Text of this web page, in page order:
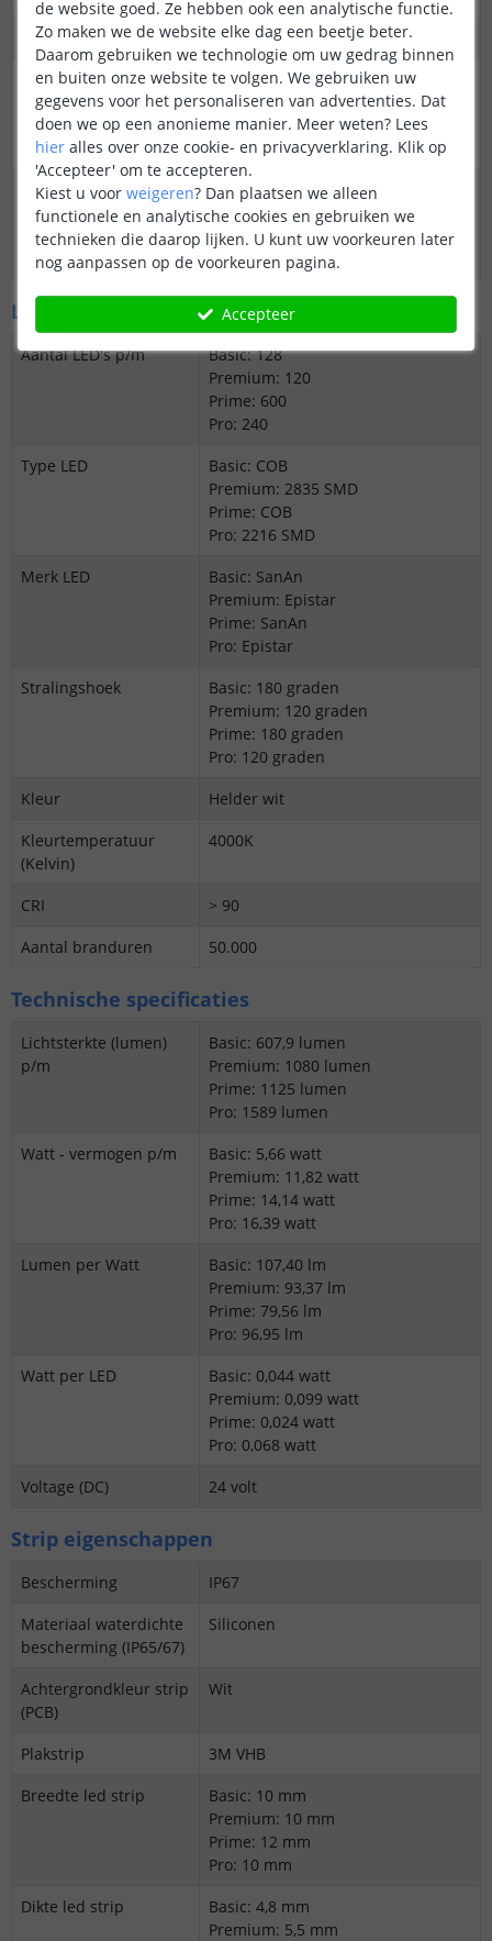
Garantie
5 jaar
Op maat te knippen
Basic: 6,2 cm
Premium: 5 cm
Prime: Overal knipbaar
Pro: 2,5 cm
Datasheet
Download Basic
Download Premium
Download Prime
Download Pro
LED's en licht
Aantal LED's p/m
Basic: 128
Premium: 120
Prime: 600
Pro: 240
Type LED
Basic: COB
Premium: 2835 SMD
Prime: COB
Pro: 2216 SMD
Merk LED
Basic: SanAn
Premium: Epistar
Prime: SanAn
Pro: Epistar
Stralingshoek
Basic: 180 graden
Premium: 120 graden
Prime: 180 graden
Pro: 120 graden
Kleur
Helder wit
Kleurtemperatuur
(Kelvin)
4000K
CRI
> 90
Aantal branduren
50.000
Technische specificaties
Lichtsterkte (lumen)
p/m
Basic: 607,9 lumen
Premium: 1080 lumen
Prime: 1125 lumen
Pro: 1589 lumen
Watt - vermogen p/m
Basic: 5,66 watt
Premium: 11,82 watt
Prime: 14,14 watt
Pro: 16,39 watt
Lumen per Watt
Basic: 107,40 lm
Premium: 93,37 lm
Prime: 79,56 lm
Pro: 96,95 lm
Watt per LED
Basic: 0,044 watt
Premium: 0,099 watt
Prime: 0,024 watt
Pro: 0,068 watt
Voltage (DC)
24 volt
Strip eigenschappen
Bescherming
IP67
Materiaal waterdichte
bescherming (IP65/67)
Siliconen
Achtergrondkleur strip
(PCB)
Wit
Plakstrip
3M VHB
Breedte led strip
Basic: 10 mm
Premium: 10 mm
Prime: 12 mm
Pro: 10 mm
Dikte led strip
Basic: 4,8 mm
Premium: 5,5 mm
de website goed. Ze hebben ook een analytische functie.
Zo maken we de website elke dag een beetje beter.
Daarom gebruiken we technologie om uw gedrag binnen
en buiten onze website te volgen. We gebruiken uw
gegevens voor het personaliseren van advertenties. Dat
doen we op een anonieme manier. Meer weten? Lees
hier alles over onze cookie- en privacyverklaring. Klik op
'Accepteer' om te accepteren.
Kiest u voor weigeren? Dan plaatsen we alleen
functionele en analytische cookies en gebruiken we
technieken die daarop lijken. U kunt uw voorkeuren later
nog aanpassen op de voorkeuren pagina.
Accepteer